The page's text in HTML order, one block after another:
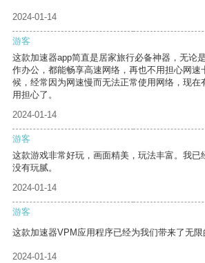
2024-01-14
游客
这款加速器app简直是居家旅行必备神器，无论
作办公，都能畅享高速网络，再也不用担心网速
候，经常因为网速慢而无法正常使用网络，现在
用担心了。
2024-01-14
游客
这款游戏非常好玩，画面精美，玩法丰富。我已
没有玩腻。
2024-01-14
游客
这款加速器VPM应用程序已经为我们带来了无限
2024-01-14